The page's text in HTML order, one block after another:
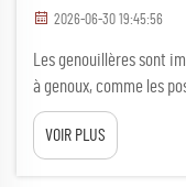
2026-06-30 19:45:56
Les genouillères sont
à genoux, comme les
jardiniers. Si vous
point cela peut faire
entrent en jeu. Elles
VOIR PLUS